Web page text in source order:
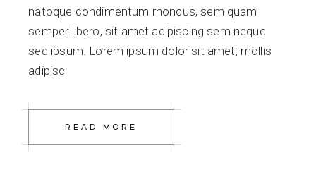
natoque condimentum rhoncus, sem quam
semper libero, sit amet adipiscing sem neque
sed ipsum. Lorem ipsum dolor sit amet, mollis
adipisc
READ MORE